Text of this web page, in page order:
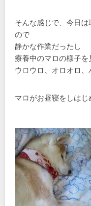
そんな感じで、今日
ので
静かな作業だったし
療養中のマロの様子を
ウロウロ、オロオロ
マロがお昼寝をしはじ